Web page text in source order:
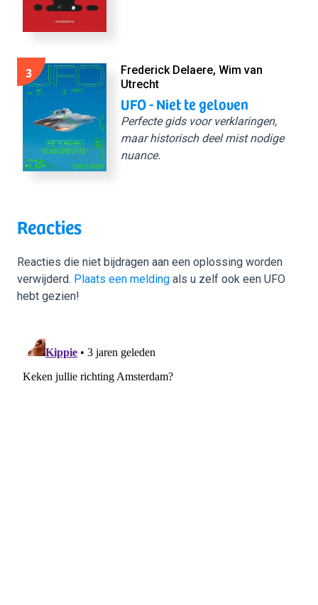
3
Frederick Delaere, Wim van
Utrecht
UFO - Niet te geloven
Perfecte gids voor verklaringen,
maar historisch deel mist nodige
nuance.
Reacties
Reacties die niet bijdragen aan een oplossing worden
verwijderd. Plaats een melding als u zelf ook een UFO
hebt gezien!